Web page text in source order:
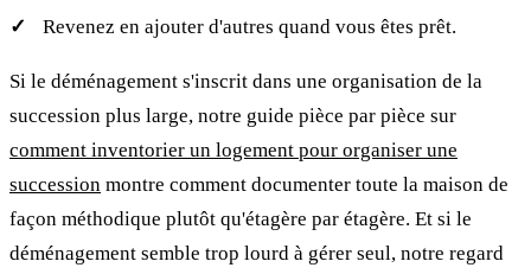
Revenez en ajouter d'autres quand vous êtes prêt.
Si le déménagement s'inscrit dans une organisation de la
succession plus large, notre guide pièce par pièce sur
comment inventorier un logement pour organiser une
succession montre comment documenter toute la maison de
façon méthodique plutôt qu'étagère par étagère. Et si le
déménagement semble trop lourd à gérer seul, notre regard